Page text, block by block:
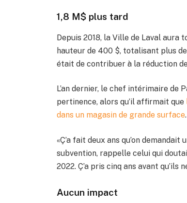
1,8 M$ plus tard
Depuis 2018, la Ville de Laval aura
hauteur de 400 $, totalisant plus
était de contribuer à la réduction
L’an dernier, le chef intérimaire de
pertinence, alors qu’il affirmait que
dans un magasin de grande surface.
«Ç’a fait deux ans qu’on
subvention, rappelle celui qui
2022. Ç’a pris cinq ans avant qu’ils
Aucun impact